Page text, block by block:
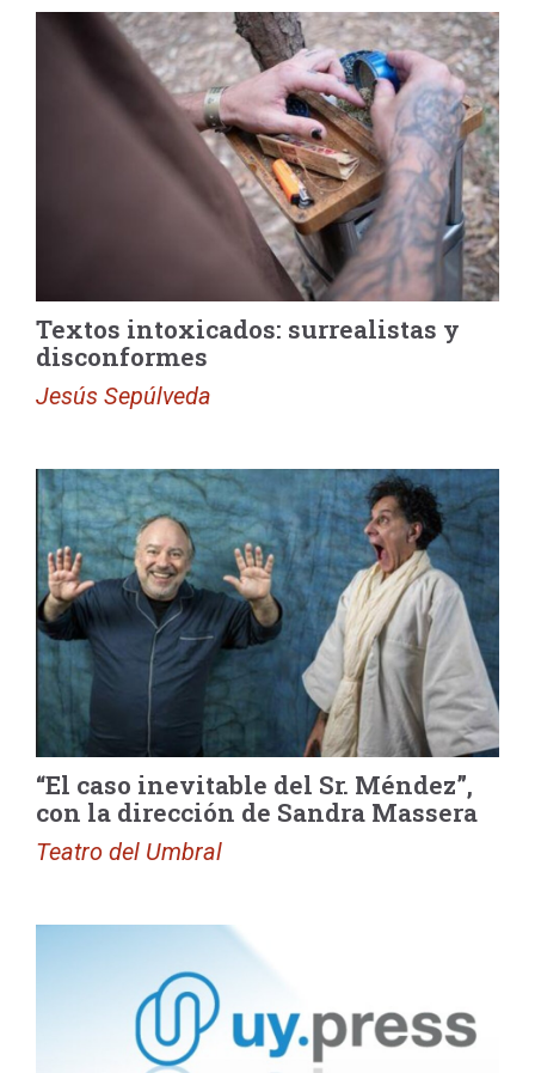
Textos intoxicados: surrealistas y
disconformes
Jesús Sepúlveda
“El caso inevitable del Sr. Méndez”,
con la dirección de Sandra Massera
Teatro del Umbral